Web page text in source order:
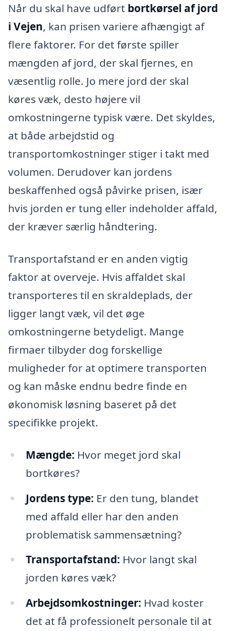
Når du skal have udført bortkørsel af jord
i Vejen, kan prisen variere afhængigt af
flere faktorer. For det første spiller
mængden af jord, der skal fjernes, en
væsentlig rolle. Jo mere jord der skal
køres væk, desto højere vil
omkostningerne typisk være. Det skyldes,
at både arbejdstid og
transportomkostninger stiger i takt med
volumen. Derudover kan jordens
beskaffenhed også påvirke prisen, især
hvis jorden er tung eller indeholder affald,
der kræver særlig håndtering.
Transportafstand er en anden vigtig
faktor at overveje. Hvis affaldet skal
transporteres til en skraldeplads, der
ligger langt væk, vil det øge
omkostningerne betydeligt. Mange
firmaer tilbyder dog forskellige
muligheder for at optimere transporten
og kan måske endnu bedre finde en
økonomisk løsning baseret på det
specifikke projekt.
Mængde: Hvor meget jord skal
bortkøres?
Jordens type: Er den tung, blandet
med affald eller har den anden
problematisk sammensætning?
Transportafstand: Hvor langt skal
jorden køres væk?
Arbejdsomkostninger: Hvad koster
det at få professionelt personale til at